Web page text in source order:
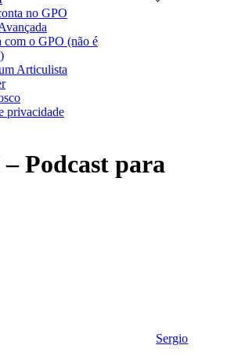
no GPO
com o GPO (não é
Articulista
privacidade
Podcast para
Sergio